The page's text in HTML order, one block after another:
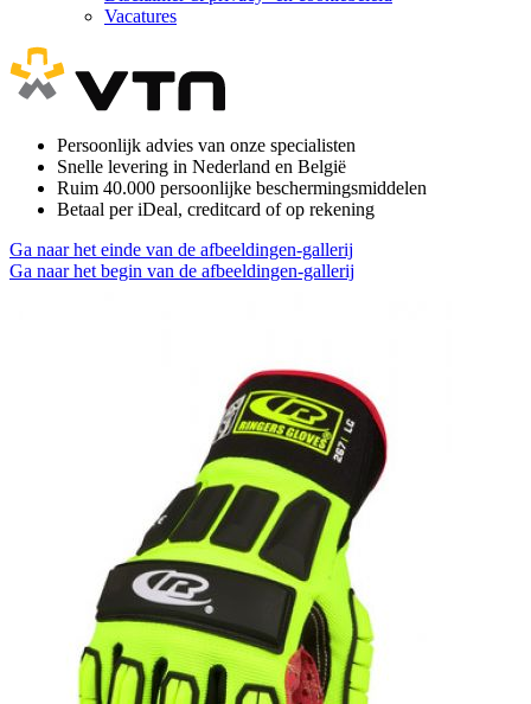
Vacatures
Persoonlijk advies van onze specialisten
Snelle levering in Nederland en België
Ruim 40.000 persoonlijke beschermingsmiddelen
Betaal per iDeal, creditcard of op rekening
Ga naar het einde van de afbeeldingen-gallerij
Ga naar het begin van de afbeeldingen-gallerij